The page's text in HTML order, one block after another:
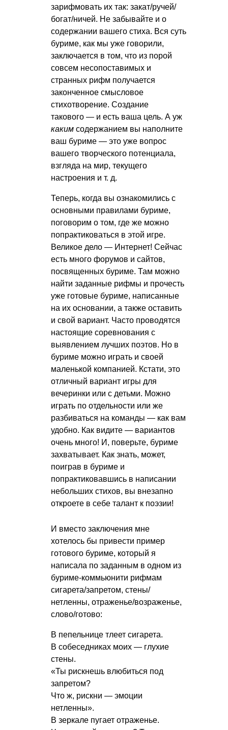
зарифмовать их так: закат/ручей/
богат/ничей. Не забывайте и о
содержании вашего стиха. Вся суть
буриме, как мы уже говорили,
заключается в том, что из порой
совсем несопоставимых и
странных рифм получается
законченное смысловое
стихотворение. Создание
такового — и есть ваша цель. А уж
каким содержанием вы наполните
ваш буриме — это уже вопрос
вашего творческого потенциала,
взгляда на мир, текущего
настроения и т. д.
Теперь, когда вы ознакомились с
основными правилами буриме,
поговорим о том, где же можно
попрактиковаться в этой игре.
Великое дело — Интернет! Сейчас
есть много форумов и сайтов,
посвященных буриме. Там можно
найти заданные рифмы и прочесть
уже готовые буриме, написанные
на их основании, а также оставить
и свой вариант. Часто проводятся
настоящие соревнования с
выявлением лучших поэтов. Но в
буриме можно играть и своей
маленькой компанией. Кстати, это
отличный вариант игры для
вечеринки или с детьми. Можно
играть по отдельности или же
разбиваться на команды — как вам
удобно. Как видите — вариантов
очень много! И, поверьте, буриме
захватывает. Как знать, может,
поиграв в буриме и
попрактиковавшись в написании
небольших стихов, вы внезапно
откроете в себе талант к поэзии!
И вместо заключения мне
хотелось бы привести пример
готового буриме, который я
написала по заданным в одном из
буриме-коммьюнити рифмам
сигарета/запретом, стены/
нетленны, отраженье/возраженье,
слово/готово:
В пепельнице тлеет сигарета.
В собеседниках моих — глухие
стены.
«Ты рискнешь влюбиться под
запретом?
Что ж, рискни — эмоции
нетленны».
В зеркале пугает отраженье.